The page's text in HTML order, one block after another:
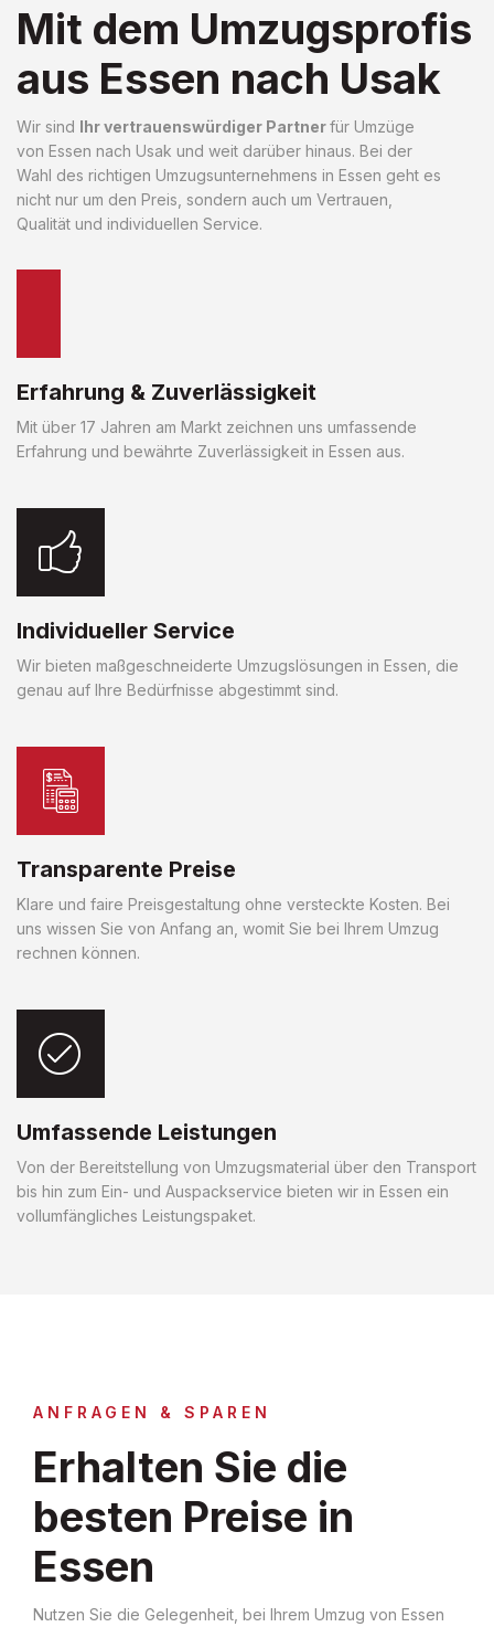
Mit dem Umzugsprofis
aus Essen nach Usak
Wir sind Ihr vertrauenswürdiger Partnerfür Umzüge
von Essen nach Usak und weit darüber hinaus. Bei der
Wahl des richtigen Umzugsunternehmens in Essen geht es
nicht nur um den Preis, sondern auch um Vertrauen,
Qualität und individuellen Service.
Erfahrung & Zuverlässigkeit
Mit über 17 Jahren am Markt zeichnen uns umfassende
Erfahrung und bewährte Zuverlässigkeit in Essen aus.
Individueller Service
Wir bieten maßgeschneiderte Umzugslösungen in Essen, die
genau auf Ihre Bedürfnisse abgestimmt sind.
Transparente Preise
Klare und faire Preisgestaltung ohne versteckte Kosten. Bei
uns wissen Sie von Anfang an, womit Sie bei Ihrem Umzug
rechnen können.
Umfassende Leistungen
Von der Bereitstellung von Umzugsmaterial über den Transport
bis hin zum Ein- und Auspackservice bieten wir in Essen ein
vollumfängliches Leistungspaket.
ANFRAGEN & SPAREN
Erhalten Sie die
besten Preise in
Essen
Nutzen Sie die Gelegenheit, bei Ihrem Umzug von Essen